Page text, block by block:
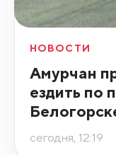
НОВОСТИ
Амурчан
ездить по
сегодня, 12:19